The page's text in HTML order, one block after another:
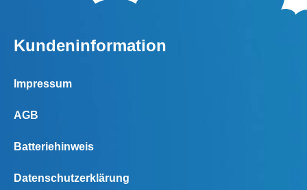
Kundeninformation
Impressum
AGB
Batteriehinweis
Datenschutzerklärung